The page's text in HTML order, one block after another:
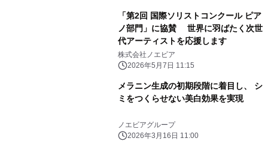
「第2回 国際ソリストコンクール ピア
ノ部門」に協賛 世界に羽ばたく次世
代アーティストを応援します
株式会社ノエビア
2026年5月7日 11:15
メラニン生成の初期段階に着目し、 シ
ミをつくらせない美白効果を実現
ノエビアグループ
2026年3月16日 11:00